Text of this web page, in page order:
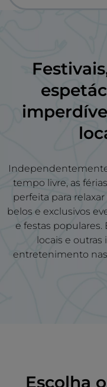
tempo livre, as
perfeita para
belos e exclusivos
e festas populares.
locais e
entretenimento
Escolha